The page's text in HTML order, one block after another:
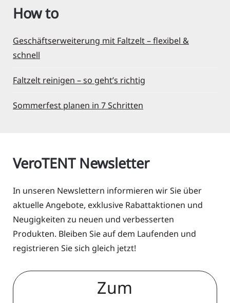
How to
Geschäftserweiterung mit Faltzelt – flexibel &
schnell
Faltzelt reinigen – so geht’s richtig
Sommerfest planen in 7 Schritten
VeroTENT Newsletter
In unseren Newslettern informieren wir Sie über
aktuelle Angebote, exklusive Rabattaktionen und
Neugigkeiten zu neuen und verbesserten
Produkten. Bleiben Sie auf dem Laufenden und
registrieren Sie sich gleich jetzt!
Zum